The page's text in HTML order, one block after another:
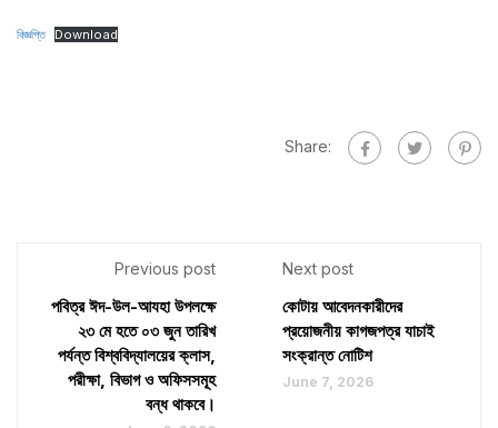
বিজ্ঞপ্তি Download
Share:
Previous post
পবিত্র ঈদ-উল-আযহা উপলক্ষে
২৩ মে হতে ০৩ জুন তারিখ
পর্যন্ত বিশ্ববিদ্যালয়ের ক্লাস,
পরীক্ষা, বিভাগ ও অফিসসমূহ
বন্ধ থাকবে।
Next post
কোটায় আবেদনকারীদের
প্রয়োজনীয় কাগজপত্র যাচাই
সংক্রান্ত নোটিশ
June 7, 2026